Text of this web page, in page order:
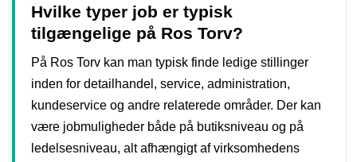
Hvilke typer job er typisk
tilgængelige på Ros Torv?
På Ros Torv kan man typisk finde ledige stillinger
inden for detailhandel, service, administration,
kundeservice og andre relaterede områder. Der kan
være jobmuligheder både på butiksniveau og på
ledelsesniveau, alt afhængigt af virksomhedens